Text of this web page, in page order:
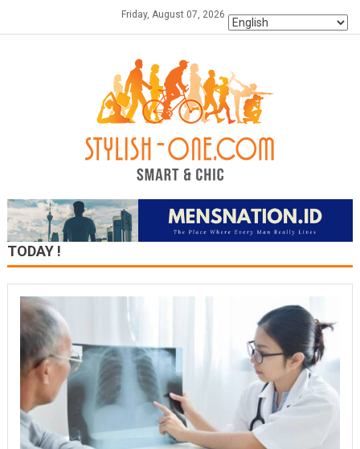
Friday, August 07, 2026
TODAY !